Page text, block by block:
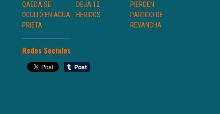
QAEDA SE
OCULTÓ EN AGUA
PRIETA
DEJA 12
HERIDOS
PIERDEN
PARTIDO DE
REVANCHA
Redes Sociales